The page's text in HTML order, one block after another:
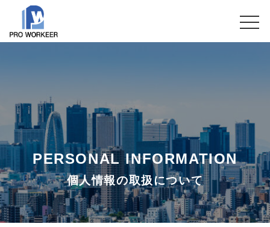
PERSONAL INFORMATION
個人情報の取扱について